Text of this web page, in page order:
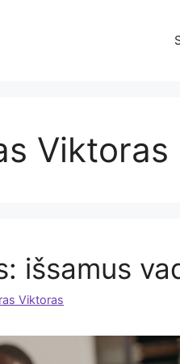
Viktoras
išsamus
Viktoras